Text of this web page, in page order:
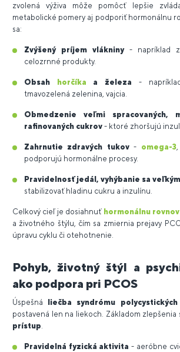
zvolená výživa môže pomôcť lepšie
metabolické pomery aj podporiť hormonálnu
sa:
Zvýšený príjem vlákniny- napríklad
celozrnné produkty.
Obsah horčíka a železa -
tmavozelená zelenina, vajcia.
Obmedzenie veľmi spracovaných,
rafinovaných cukrov - ktoré zhoršujú
Zahrnutie zdravých tukov- omega-3,
podporujú hormonálne procesy.
Pravidelnosť jedál, vyhýbanie sa
stabilizovať hladinu cukru a inzulínu.
Celkový cieľ je dosiahnuť hormonálnu
a životného štýlu, čím sa zmiernia prejavy
úpravu cyklu či otehotnenie.
Pohyb, životný štýl a
ako podpora pri PCOS
Úspešná liečba syndrómu
postavená len na liekoch. Základom zlepšenia
prístup
Pravidelná fyzická aktivita - aeróbne